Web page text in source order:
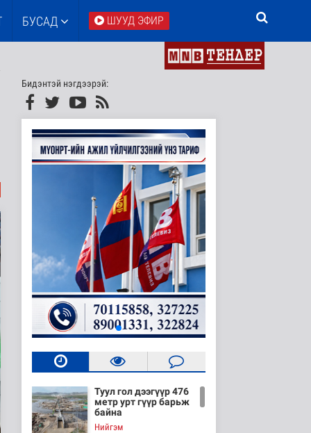
БУСАД ШУУД ЭФИР
Бидэнтэй нэгдээрэй:
Туул гол дээгүүр 476
метр урт гүүр барьж
байна
Нийгэм